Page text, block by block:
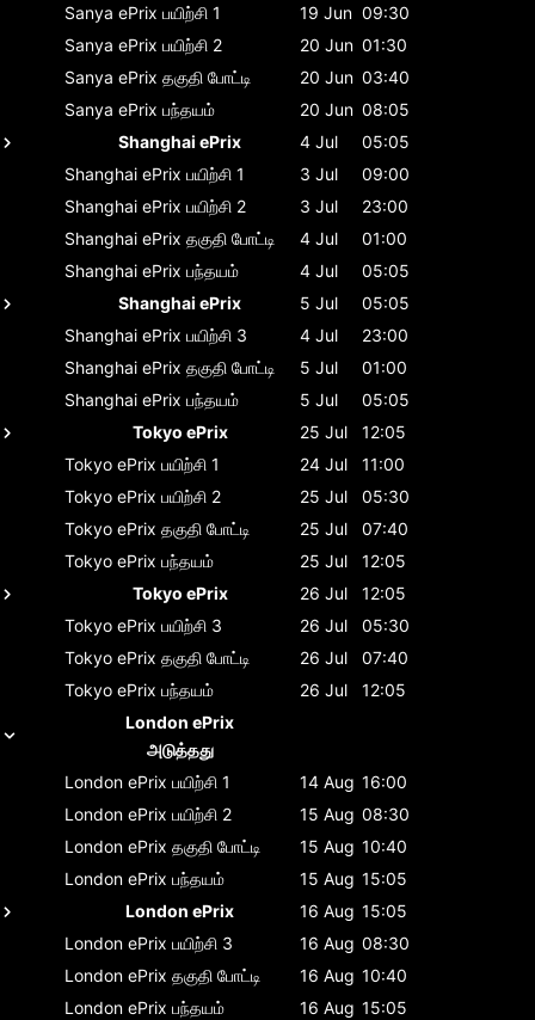
Sanya ePrix பயிற்சி 1 19 Jun 09:30
Sanya ePrix பயிற்சி 2 20 Jun 01:30
Sanya ePrix தகுதி போட்டி 20 Jun 03:40
Sanya ePrix பந்தயம் 20 Jun 08:05
Shanghai ePrix
4 Jul
05:05
Shanghai ePrix பயிற்சி 1 3 Jul
09:00
Shanghai ePrix பயிற்சி 2 3 Jul
23:00
Shanghai ePrix தகுதி போட்டி 4 Jul
01:00
Shanghai ePrix பந்தயம் 4 Jul
05:05
Shanghai ePrix
5 Jul
05:05
Shanghai ePrix பயிற்சி 3 4 Jul
23:00
Shanghai ePrix தகுதி போட்டி 5 Jul
01:00
Shanghai ePrix பந்தயம் 5 Jul
05:05
Tokyo ePrix
25 Jul
12:05
Tokyo ePrix பயிற்சி 1 24 Jul
11:00
Tokyo ePrix பயிற்சி 2 25 Jul
05:30
Tokyo ePrix தகுதி போட்டி 25 Jul
07:40
Tokyo ePrix பந்தயம் 25 Jul
12:05
Tokyo ePrix
26 Jul
12:05
Tokyo ePrix பயிற்சி 3 26 Jul
05:30
Tokyo ePrix தகுதி போட்டி 26 Jul
07:40
Tokyo ePrix பந்தயம் 26 Jul
12:05
London ePrix
அடுத்தது
London ePrix பயிற்சி 1 14 Aug 16:00
London ePrix பயிற்சி 2 15 Aug 08:30
London ePrix தகுதி போட்டி 15 Aug 10:40
London ePrix பந்தயம் 15 Aug 15:05
London ePrix
16 Aug 15:05
London ePrix பயிற்சி 3 16 Aug 08:30
London ePrix தகுதி போட்டி 16 Aug 10:40
London ePrix பந்தயம் 16 Aug 15:05